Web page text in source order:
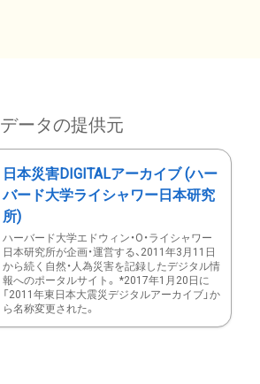
データの提供元
日本災害DIGITALアーカイブ (ハー
バード大学ライシャワー日本研究
所)
ハーバード大学エドウィン・O・ライシャワー
日本研究所が企画・運営する、2011年3月11日
から続く自然・人為災害を記録したデジタル情
報へのポータルサイト。 *2017年1月20日に
「2011年東日本大震災デジタルアーカイブ」か
ら名称変更された。